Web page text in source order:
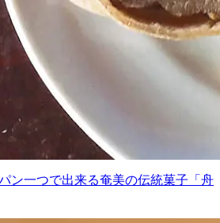
ン一つで出来る奄美の伝統菓子「舟